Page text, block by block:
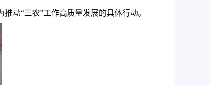
动“三农”工作高质量发展的具体行动。